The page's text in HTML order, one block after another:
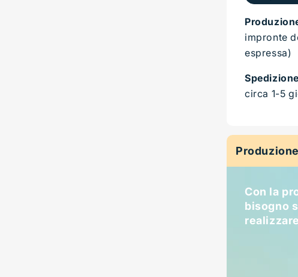
impronte
espressa)
circa 1-5
Con la
bisogno